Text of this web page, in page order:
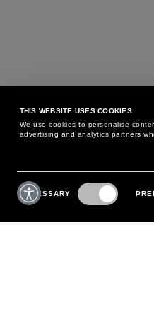
THIS WEBSITE USES COOKIES
We use cookies to personalise
advertising and analytics partners
Consent
Selection
NECESSARY
BESOIN D'AIDE ?
TÉLÉPHONE :
+39 02 8295
DU LUNDI AU VENDREDI